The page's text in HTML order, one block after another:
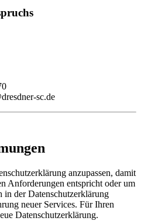
sc.de
anzupassen, damit
Anforderungen entspricht oder um
in der Datenschutzerklärung
neuer Services. Für Ihren
Datenschutzerklärung.